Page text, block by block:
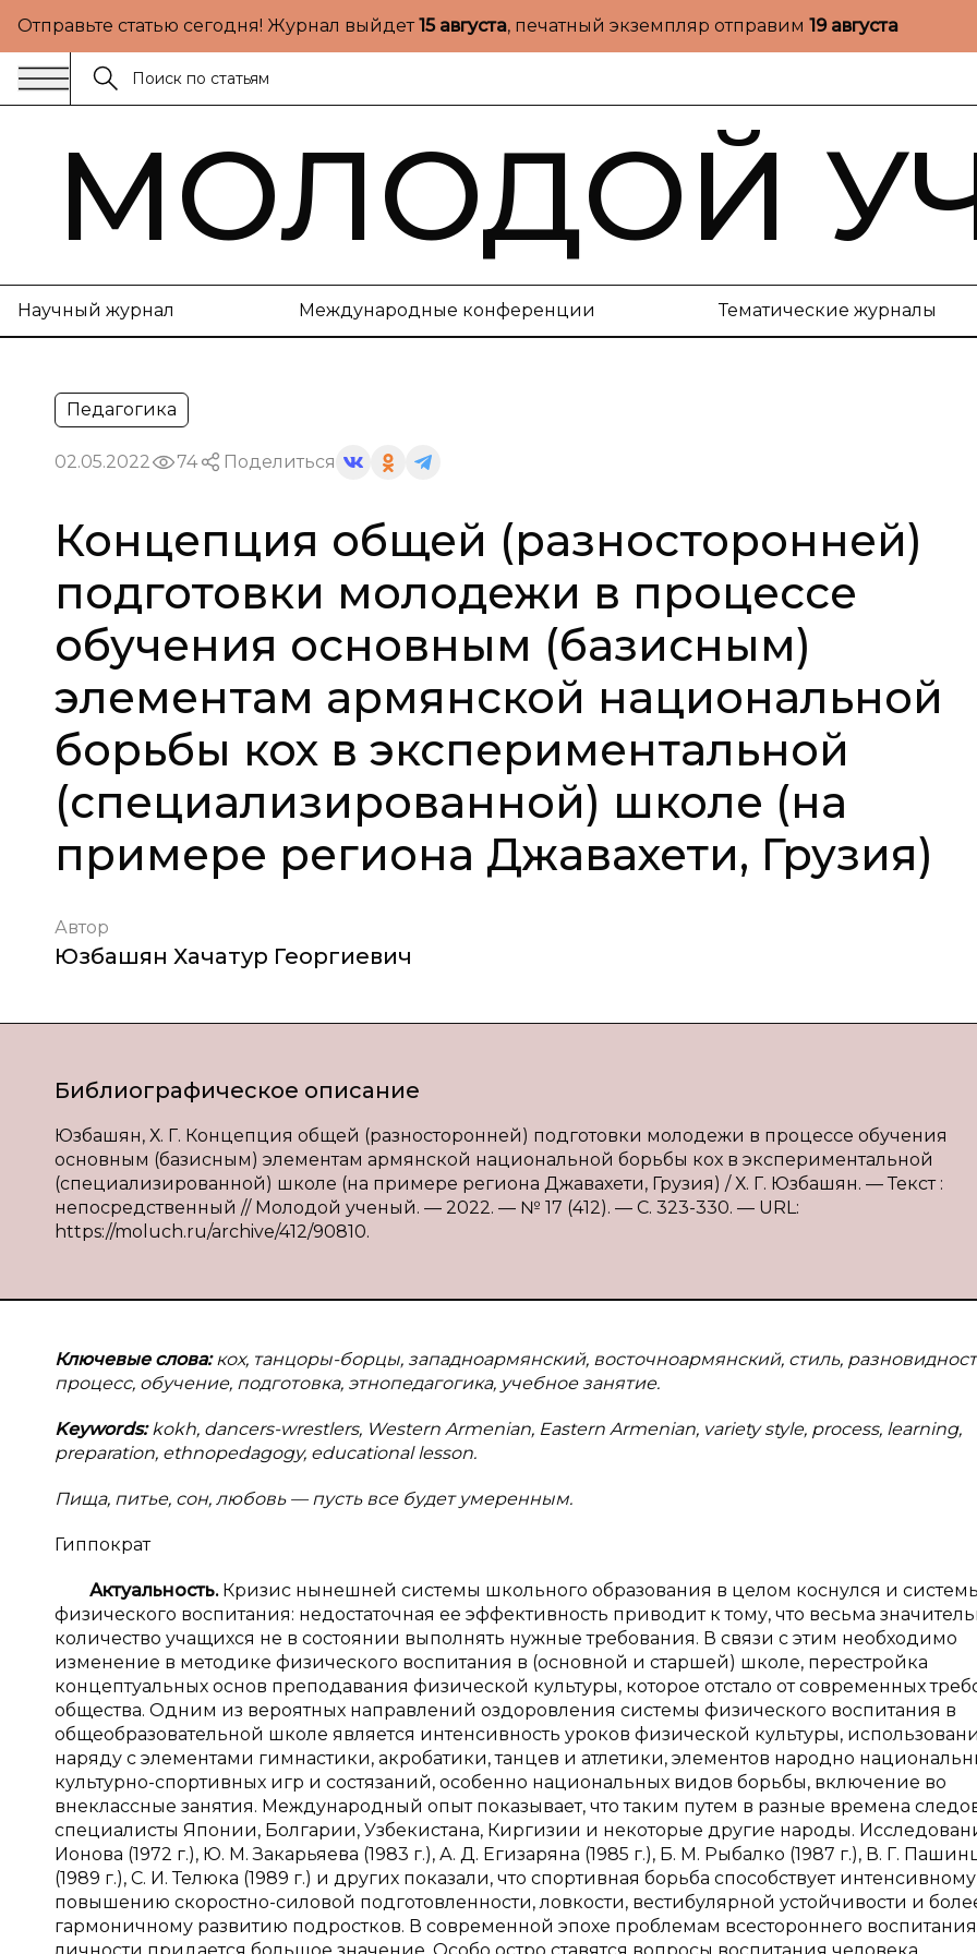
Отправьте статью сегодня! Журнал выйдет15 августа, печатный экземпляр отправим 19 августа
МОЛОДОЙ
Научный журнал Международные конференции Тематические журналы
Педагогика
02.05.2022 74 Поделиться
Концепция общей (разносторонней)
подготовки молодежи в процессе
обучения основным (базисным)
элементам армянской национальной
борьбы кох в экспериментальной
(специализированной) школе (на
примере региона Джавахети, Грузия)
Автор
Юзбашян Хачатур Георгиевич
Библиографическое описание
Юзбашян, Х. Г. Концепция общей (разносторонней) подготовки молодежи в процессе обучения
основным (базисным) элементам армянской национальной борьбы кох в экспериментальной
(специализированной) школе (на примере региона Джавахети, Грузия) / Х. Г. Юзбашян. — Текст :
непосредственный // Молодой ученый. — 2022. — № 17 (412). — С. 323-330. — URL:
https://moluch.ru/archive/412/90810.
Ключевые слова:кох, танцоры-борцы, западноармянский, восточноармянский, стиль,
процесс, обучение, подготовка, этнопедагогика, учебное занятие.
Keywords:kokh, dancers-wrestlers, Western Armenian, Eastern Armenian, variety style, process, learning,
preparation, ethnopedagogy, educational lesson.
Пища, питье, сон, любовь — пусть все будет умеренным.
Гиппократ
Актуальность. Кризис нынешней системы школьного образования в целом коснулся и
физического воспитания: недостаточная ее эффективность приводит к тому, что весьма
количество учащихся не в состоянии выполнять нужные требования. В связи с этим необходимо
изменение в методике физического воспитания в (основной и старшей) школе, перестройка
концептуальных основ преподавания физической культуры, которое отстало от современных
общества. Одним из вероятных направлений оздоровления системы физического воспитания в
общеобразовательной школе является интенсивность уроков физической культуры,
наряду с элементами гимнастики, акробатики, танцев и атлетики, элементов народно
культурно-спортивных игр и состязаний, особенно национальных видов борьбы, включение во
внеклассные занятия. Международный опыт показывает, что таким путем в разные времена
специалисты Японии, Болгарии, Узбекистана, Киргизии и некоторые другие народы.
Ионова (1972 г.), Ю. М. Закарьяева (1983 г.), А. Д. Егизаряна (1985 г.), Б. М. Рыбалко (1987 г.), В. Г.
(1989 г.), С. И. Телюка (1989 г.) и других показали, что спортивная борьба способствует интенсивному
повышению скоростно-силовой подготовленности, ловкости, вестибулярной устойчивости и
гармоничному развитию подростков. В современной эпохе проблемам всестороннего воспитания